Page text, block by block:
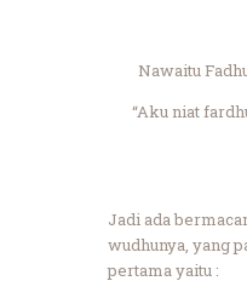
Nawaitu
“Aku niat
Jadi ada
wudhunya, yang
pertama yaitu :